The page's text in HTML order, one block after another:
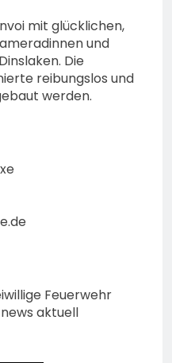
mit glücklichen,
und
Die
reibungslos und
werden.
Feuerwehr
aktuell